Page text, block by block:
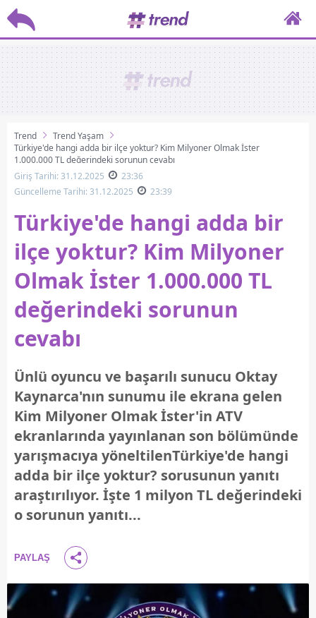
Trend
Trend Yaşam
Türkiye'de hangi adda bir ilçe yoktur? Kim Milyoner Olmak İster
1.000.000 TL değerindeki sorunun cevabı
Giriş Tarihi: 31.12.2025
23:36
Güncelleme Tarihi: 31.12.2025
23:39
Türkiye'de hangi adda bir
ilçe yoktur? Kim Milyoner
Olmak İster 1.000.000 TL
değerindeki sorunun
cevabı
Ünlü oyuncu ve başarılı sunucu Oktay
Kaynarca'nın sunumu ile ekrana gelen
Kim Milyoner Olmak İster'in ATV
ekranlarında yayınlanan son bölümünde
yarışmacıya yöneltilenTürkiye'de hangi
adda bir ilçe yoktur? sorusunun yanıtı
araştırılıyor. İşte 1 milyon TL değerindeki
o sorunun yanıtı...
PAYLAŞ